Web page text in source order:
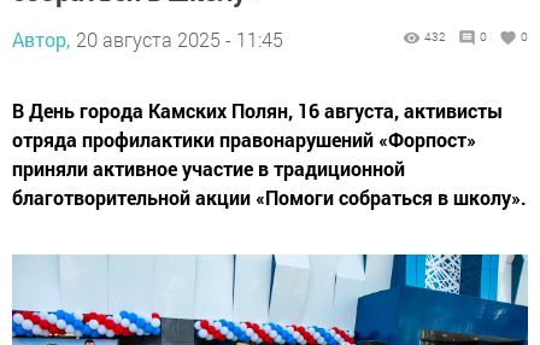
Автор, 20 августа 2025 - 11:45 432 0 0
В День города Камских Полян, 16 августа, активисты
отряда профилактики правонарушений «Форпост»
приняли активное участие в традиционной
благотворительной акции «Помоги собраться в школу».